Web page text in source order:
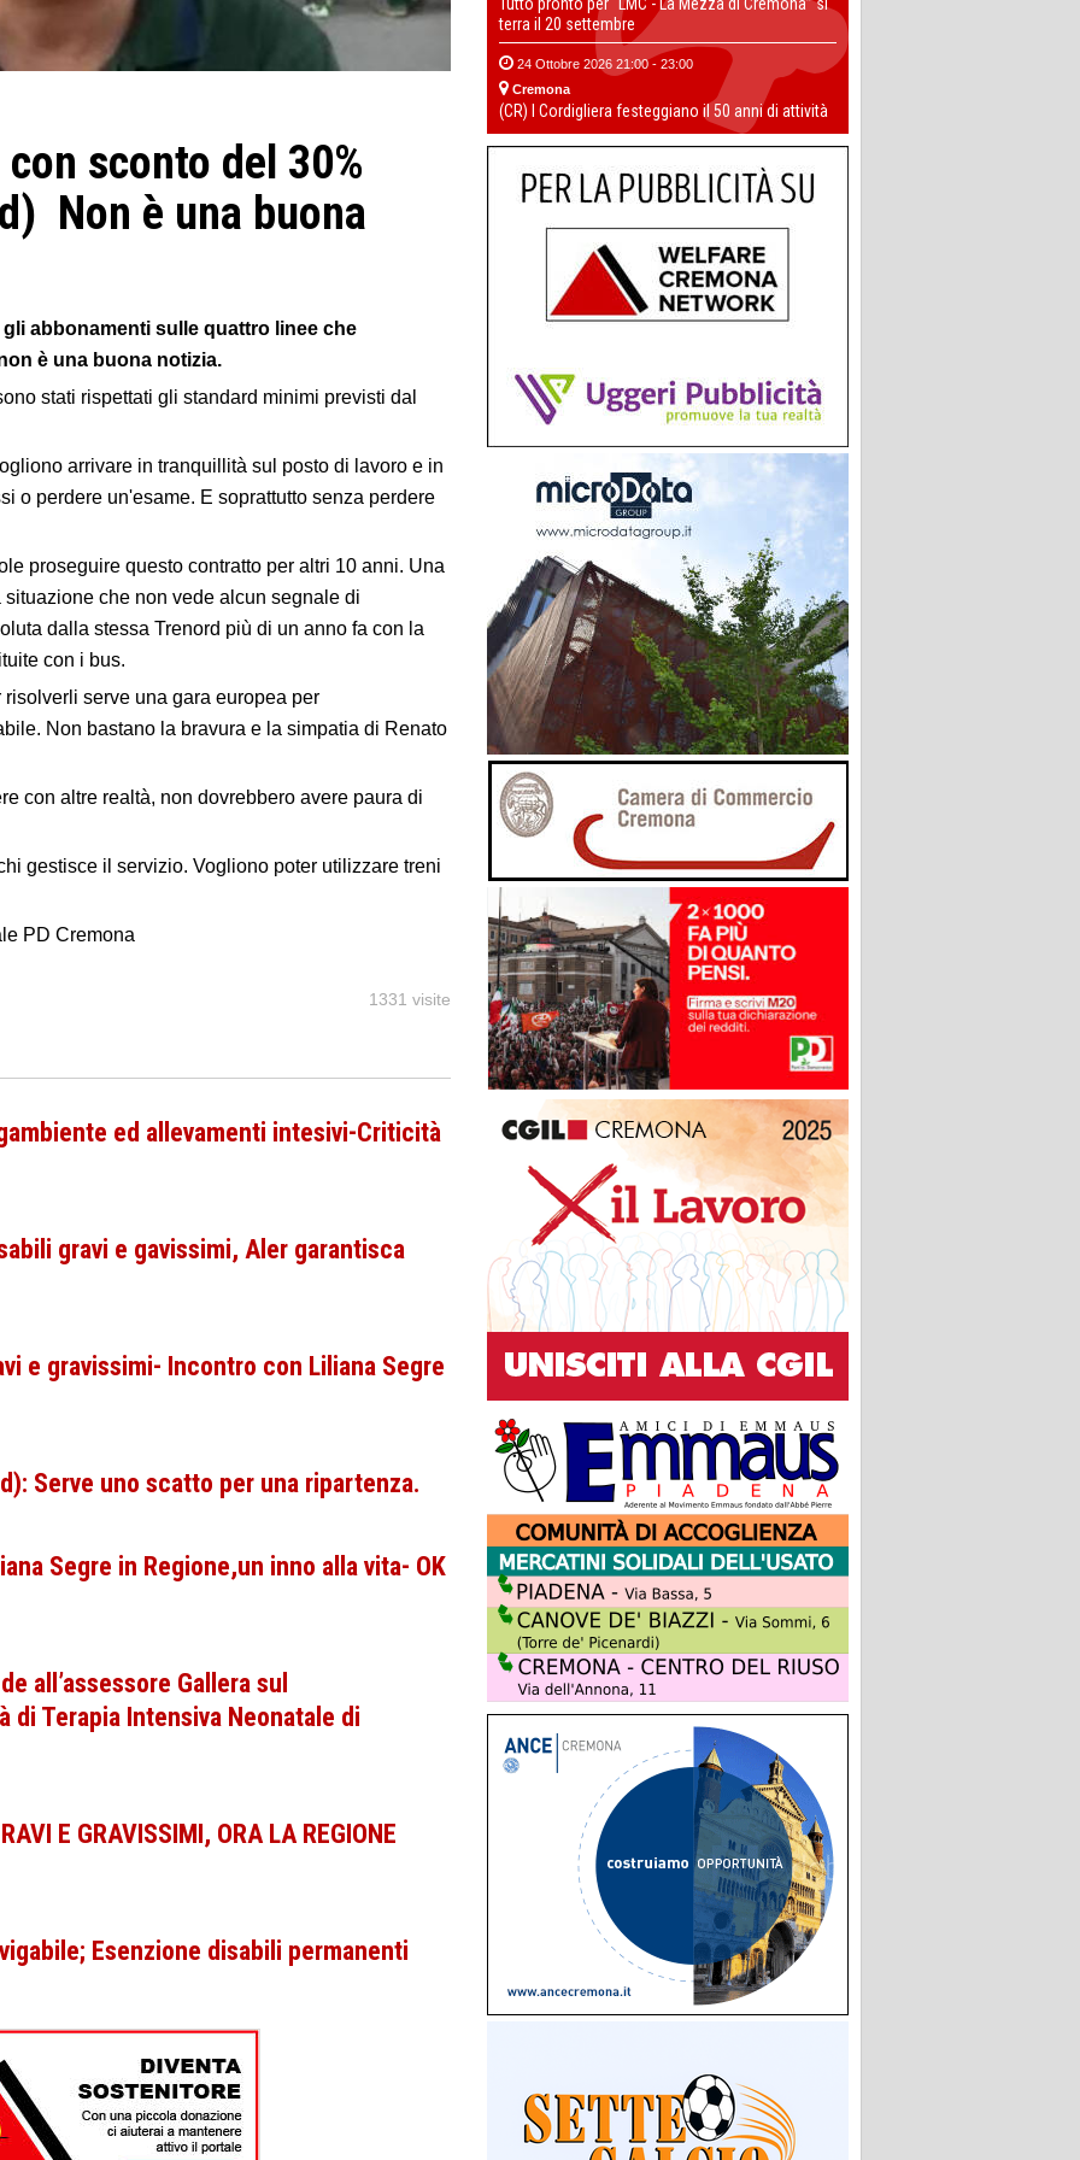
sconto del 30%
Non è una buona
abbonamenti sulle quattro linee che
è una buona notizia.
stati rispettati gli standard minimi previsti dal
arrivare in tranquillità sul posto di lavoro e in
o perdere un'esame. E soprattutto senza perdere
proseguire questo contratto per altri 10 anni. Una
che non vede alcun segnale di
dalla stessa Trenord più di un anno fa con la
con i bus.
serve una gara europea per
Non bastano la bravura e la simpatia di Renato
con altre realtà, non dovrebbero avere paura di
gestisce il servizio. Vogliono poter utilizzare treni
PD Cremona
1331 visite
ed allevamenti intesivi-Criticità
gravi e gavissimi, Aler garantisca
e gravissimi- Incontro con Liliana Segre
Serve uno scatto per una ripartenza.
Segre in Regione,un inno alla vita- OK
all’assessore Gallera sul
di Terapia Intensiva Neonatale di
E GRAVISSIMI, ORA LA REGIONE
Esenzione disabili permanenti
terra il 20 settembre
24 Ottobre 2026 21:00 - 23:00
Cremona
(CR) I Cordigliera festeggiano il 50 anni di attività